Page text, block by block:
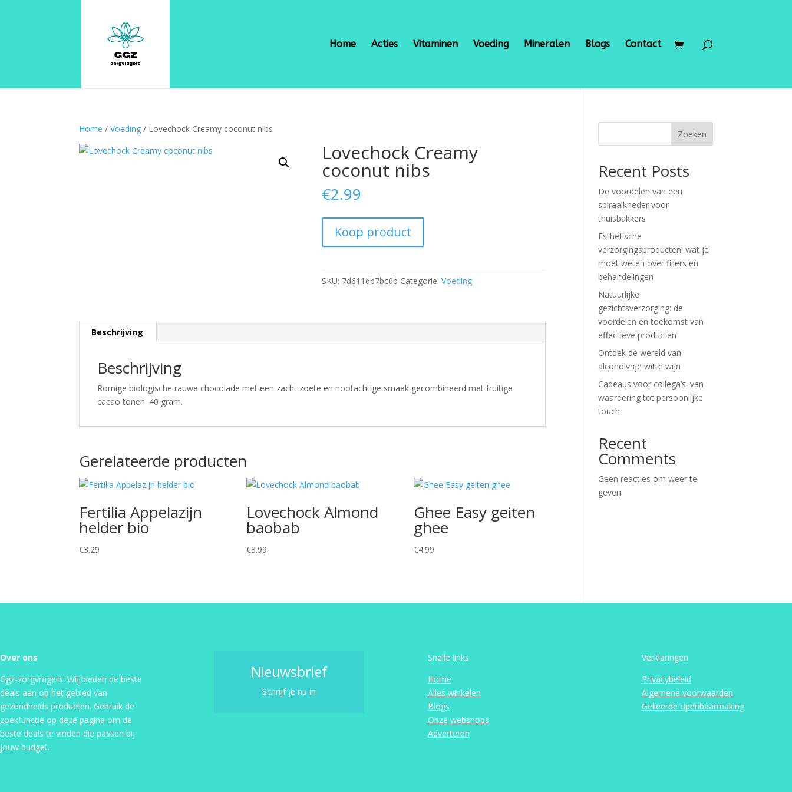
Home Acties Vitaminen Voeding Mineralen Blogs Contact
Home /Voeding / Lovechock Creamy coconut nibs
Lovechock Creamy
coconut nibs
€2.99
Koop product
SKU: 7d611db7bc0b Categorie:Voeding
Beschrijving
Beschrijving
Romige biologische rauwe chocolade met een zacht zoete en nootachtige smaak gecombineerd met fruitige
cacao tonen. 40 gram.
Gerelateerde producten
Fertilia Appelazijn
helder bio
€3.29
Lovechock Almond
baobab
€3.99
Ghee Easy geiten
ghee
€4.99
Zoeken
Recent Posts
De voordelen van een
spiraalkneder voor
thuisbakkers
Esthetische
verzorgingsproducten: wat je
moet weten over fillers en
behandelingen
Natuurlijke
gezichtsverzorging: de
voordelen en toekomst van
effectieve producten
Ontdek de wereld van
alcoholvrije witte wijn
Cadeaus voor collega’s: van
waardering tot persoonlijke
touch
Recent
Comments
Geen reacties om weer te
geven.
Over ons
Ggz-zorgvragers: Wij bieden de beste
deals aan op het gebied van
gezondheids producten. Gebruik de
zoekfunctie op deze pagina om de
beste deals te vinden die passen bij
jouw budget.
Nieuwsbrief
Schrijf je nu in
Snelle links
Home
Alles winkelen
Blogs
Onze webshops
Adverteren
Verklaringen
Privacybeleid
Algemene voorwaarden
Gelieerde openbaarmaking